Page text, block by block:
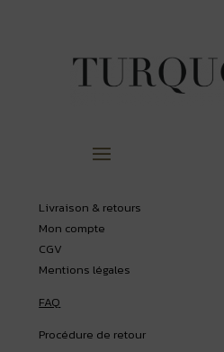
Livraison & retours
Mon compte
CGV
Mentions légales
FAQ
Procédure de retour